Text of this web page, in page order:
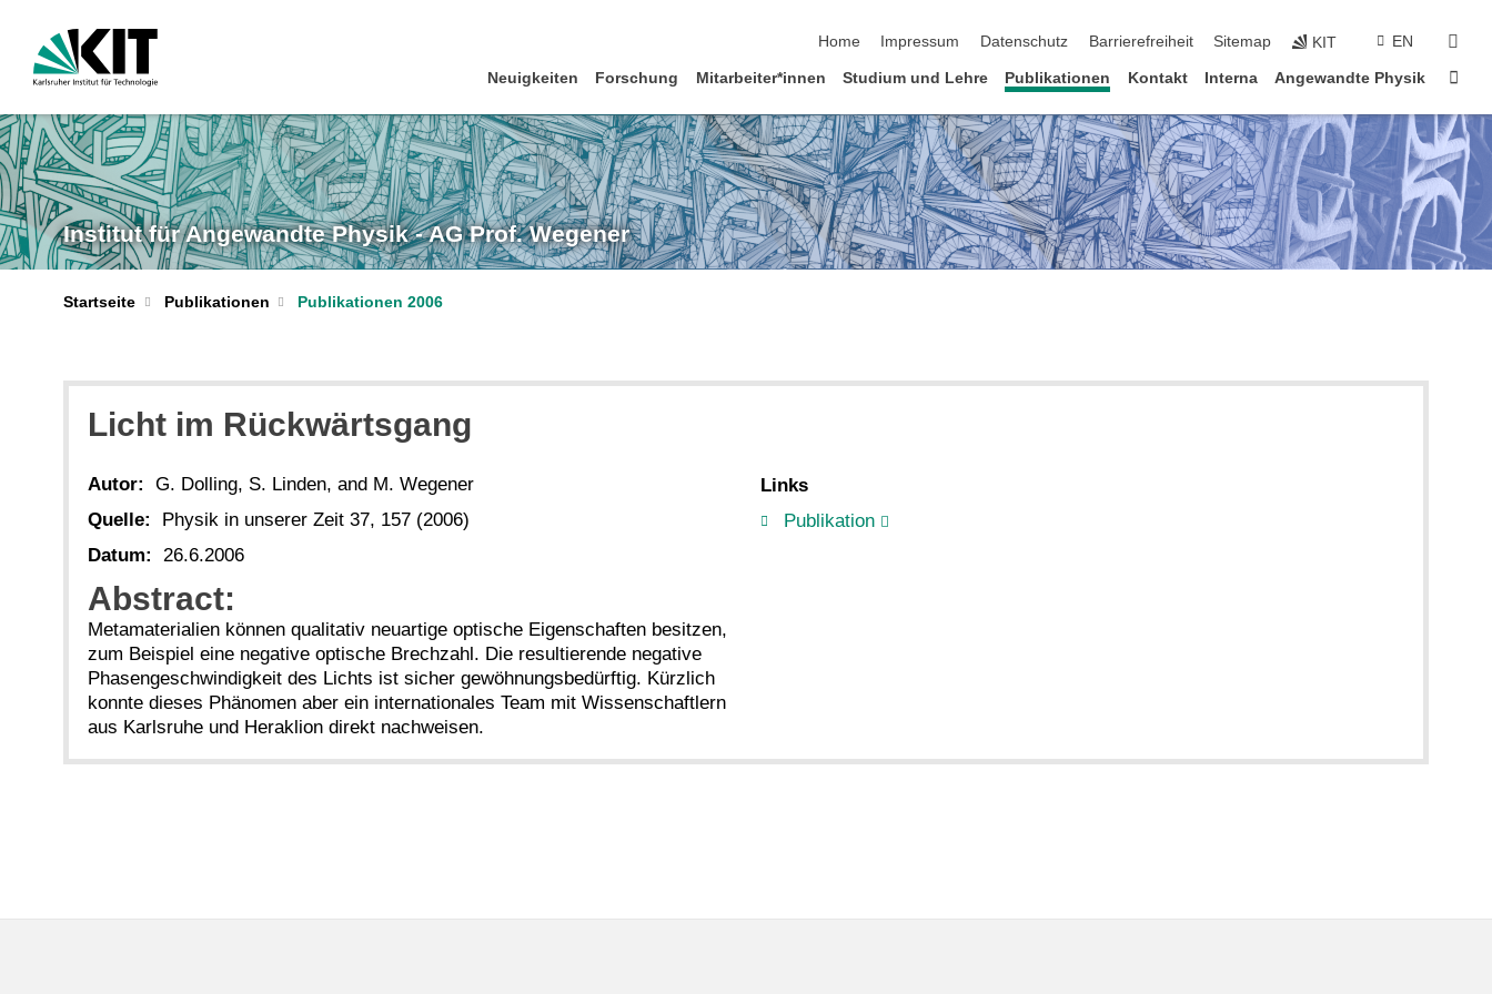
Home
Impressum Datenschutz Barrierefreiheit Sitemap KIT EN
Neuigkeiten Forschung Mitarbeiter*innen Studium und Lehre Publikationen Kontakt Interna Angewandte Physik
Institut für Angewandte Physik - AG Prof. Wegener
Startseite Publikationen Publikationen 2006
Licht im Rückwärtsgang
Autor:
G. Dolling, S. Linden, and M. Wegener
Quelle:
Physik in unserer Zeit 37, 157 (2006)
Datum:
26.6.2006
Abstract:
Metamaterialien können qualitativ neuartige optische Eigenschaften besitzen,
zum Beispiel eine negative optische Brechzahl. Die resultierende negative
Phasengeschwindigkeit des Lichts ist sicher gewöhnungsbedürftig. Kürzlich
konnte dieses Phänomen aber ein internationales Team mit Wissenschaftlern
aus Karlsruhe und Heraklion direkt nachweisen.
Links
Publikation